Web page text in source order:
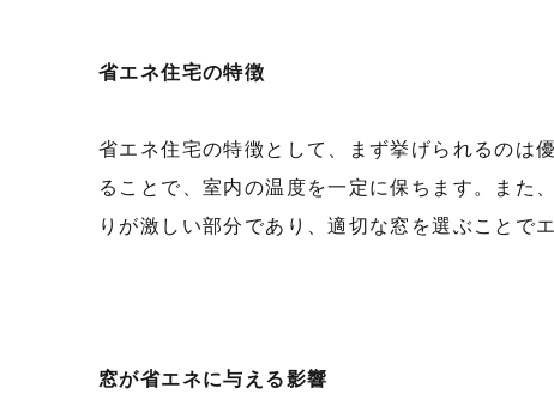
省エネ住宅の特徴
省エネ住宅の特徴として、まず挙げられるのは
ることで、室内の温度を一定に保ちます。また
りが激しい部分であり、適切な窓を選ぶことで
窓が省エネに与える影響